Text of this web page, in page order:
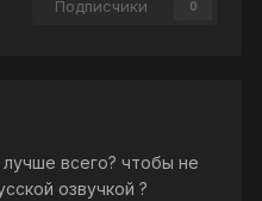
Подписчики 0
всего? чтобы не
озвучкой ?